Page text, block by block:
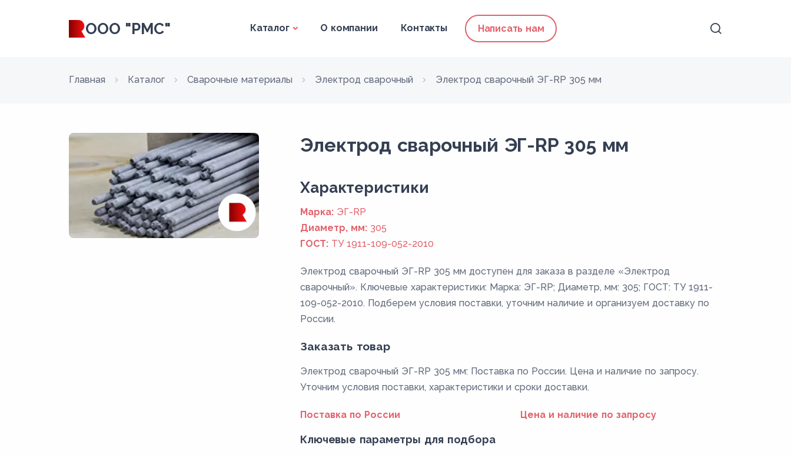
ООО "РМС" Каталог О компании Контакты Написать нам
Главная Каталог Сварочные материалы Электрод сварочный Электрод сварочный ЭГ-RP 305 мм
Электрод сварочный ЭГ-RP 305 мм
Xарактеристики
Марка: ЭГ-RP
Диаметр, мм: 305
ГОСТ: ТУ 1911-109-052-2010
Электрод сварочный ЭГ-RP 305 мм доступен для заказа в разделе «Электрод
сварочный». Ключевые характеристики: Марка: ЭГ-RP; Диаметр, мм: 305; ГОСТ: ТУ 1911-
109-052-2010. Подберем условия поставки, уточним наличие и организуем доставку по
России.
Заказать товар
Электрод сварочный ЭГ-RP 305 мм: Поставка по России. Цена и наличие по запросу.
Уточним условия поставки, характеристики и сроки доставки.
Поставка по России Цена и наличие по запросу
Ключевые параметры для подбора